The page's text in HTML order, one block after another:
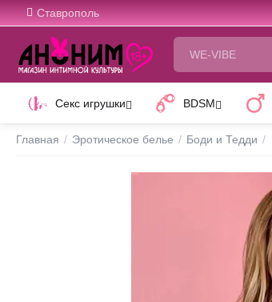
Ставрополь
Секс игрушки BDSM
Главная / Эротическое белье / Боди и Тедди /